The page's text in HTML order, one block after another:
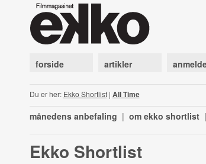
forside artikler
Du er her: Ekko Shortlist| All Time
månedens anbefaling | om ekko shortlist |
Ekko Shortlist